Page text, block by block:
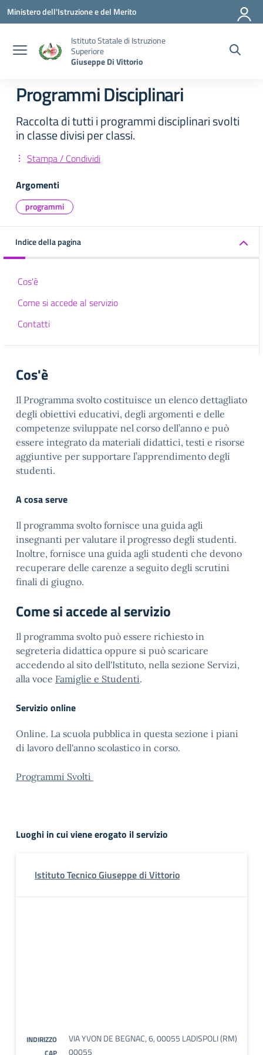
Vai ai contenuti
Vai al menu di navigazione
Vai al footer
Ministero dell'Istruzione e del Merito
Istituto Statale di Istruzione
Superiore
Giuseppe Di Vittorio
Programmi Disciplinari
Raccolta di tutti i programmi disciplinari svolti
in classe divisi per classi.
Stampa / Condividi
Argomenti
programmi
Indice della pagina
Cos'è
Come si accede al servizio
Contatti
Cos'è
Il Programma svolto costituisce un elenco dettagliato
degli obiettivi educativi, degli argomenti e delle
competenze sviluppate nel corso dell’anno e può
essere integrato da materiali didattici, testi e risorse
aggiuntive per supportare l’apprendimento degli
studenti.
A cosa serve
Il programma svolto fornisce una guida agli
insegnanti per valutare il progresso degli studenti.
Inoltre, fornisce una guida agli studenti che devono
recuperare delle carenze a seguito degli scrutini
finali di giugno.
Come si accede al servizio
Il programma svolto può essere richiesto in
segreteria didattica oppure si può scaricare
accedendo al sito dell'Istituto, nella sezione Servizi,
alla voce Famiglie e Studenti.
Servizio online
Online. La scuola pubblica in questa sezione i piani
di lavoro dell'anno scolastico in corso.
Programmi Svolti
Luoghi in cui viene erogato il servizio
Istituto Tecnico Giuseppe di Vittorio
INDIRIZZO VIA YVON DE BEGNAC, 6, 00055 LADISPOLI (RM)
00055